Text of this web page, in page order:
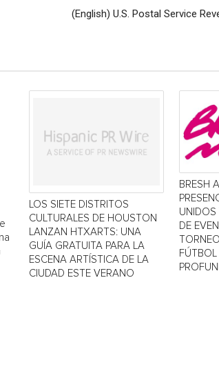
(English) U.S. Postal Service
LOS SIETE DISTRITOS
CULTURALES DE HOUSTON
LANZAN HTXARTS: UNA
GUÍA GRATUITA PARA LA
ESCENA ARTÍSTICA DE LA
CIUDAD ESTE VERANO
BRESH
UNIDOS
DE